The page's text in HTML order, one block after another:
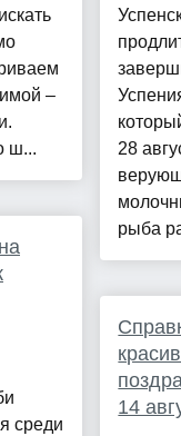
–
ш...
среди
28
рыба
14